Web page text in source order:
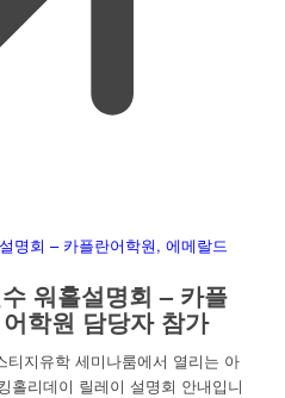
워홀설명회 – 카플
학원 담당자 참가
티지유학 세미나룸에서 열리는 아
홀리데이 릴레이 설명회 안내입니